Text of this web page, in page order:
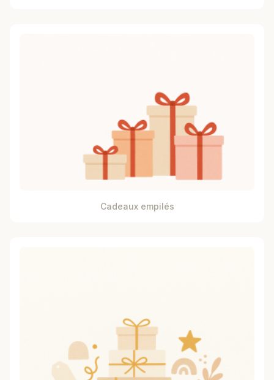
Cadeaux empilés